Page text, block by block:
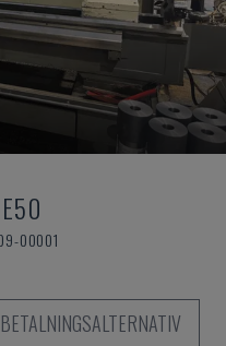
E50
00001
BETALNINGSALTERNATIV